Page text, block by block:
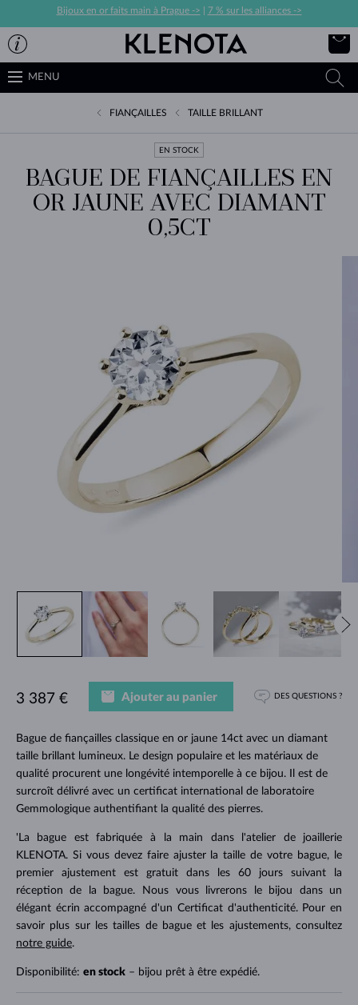
Bijoux en or faits main à Prague -> 7 % sur les alliances ->
MENU
FIANÇAILLES TAILLE BRILLANT
EN STOCK
BAGUE DE FIANÇAILLES EN
OR JAUNE AVEC DIAMANT
0,5CT
Bague de fiançailles classique en or jaune 14ct avec un diamant
taille brillant lumineux. Le design populaire et les matériaux de
qualité procurent une longévité intemporelle à ce bijou. Il est de
surcroît délivré avec un certificat international de laboratoire
Gemmologique authentifiant la qualité des pierres.
'La bague est fabriquée à la main dans l'atelier de joaillerie
KLENOTA. Si vous devez faire ajuster la taille de votre bague, le
premier ajustement est gratuit dans les 60 jours suivant la
réception de la bague. Nous vous livrerons le bijou dans un
élégant écrin accompagné d'un Certificat d'authenticité. Pour en
savoir plus sur les tailles de bague et les ajustements, consultez
notre guide.
Disponibilité: en stock– bijou prêt à être expédié.
3 387 € Ajouter au panier DES QUESTIONS ?